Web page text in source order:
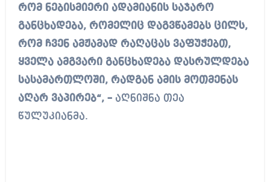
რომ ნებისმიერი ადამიანის საჯარო
განცხადება, რომელიც დაგვწამებს ცილს,
რომ ჩვენ ამჟამად რაღაცას ვაფუჭებთ,
ყველა ამგვარი განცხადება დასრულდება
სასამართლოში, რადგან ამის მოთმენას
აღარ ვაპირებ“, –აღნიშნა თეა
წულუკიანმა.